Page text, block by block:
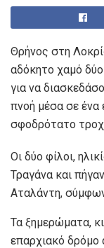
Θρήνος στη
αδόκητο χαμό
για να
πνοή μέσα σε ένα
σφοδρότατο
Οι δύο φίλοι,
Τραγάνα και
Αταλάντη,
Τα ξημερώματα,
επαρχιακό δρόμο